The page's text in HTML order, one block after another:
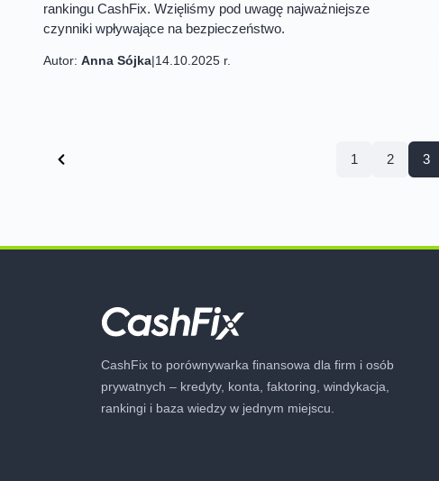
rankingu CashFix. Wzięliśmy pod uwagę najważniejsze
czynniki wpływające na bezpieczeństwo.
Autor: Anna Sójka|14.10.2025 r.
1 2 3
CashFix to porównywarka finansowa dla firm i osób
prywatnych – kredyty, konta, faktoring, windykacja,
rankingi i baza wiedzy w jednym miejscu.